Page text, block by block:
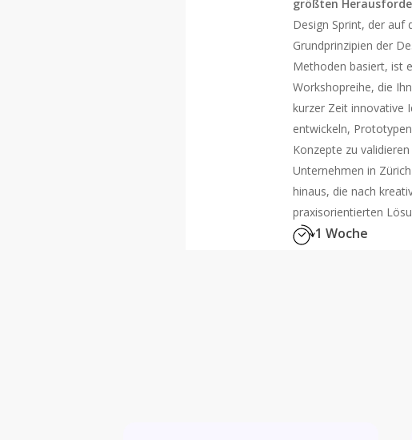
größten
Design Sprint, der auf
Grundprinzipien der
Methoden basiert, ist
Workshopreihe, die
kurzer Zeit innovative
entwickeln,
Konzepte zu
Unternehmen in
hinaus, die nach
praxisorientierten
1 Woche